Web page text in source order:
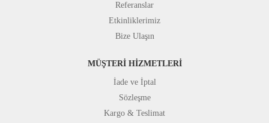
Referanslar
Etkinliklerimiz
Bize Ulaşın
MÜŞTERİ HİZMETLERİ
İade ve İptal
Sözleşme
Kargo & Teslimat